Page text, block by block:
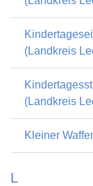
(Landkreis
(Landkreis
Kleiner
L